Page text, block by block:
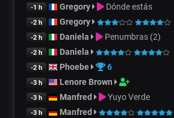
-1 h Gregory Dónde estás
-2 h Gregory
-2 h Daniela Penumbras (2)
-2 h Daniela
-2 h Phoebe 6
-3 h Lenore Brown
-3 h Manfred Yuyo Verde
-3 h Manfred